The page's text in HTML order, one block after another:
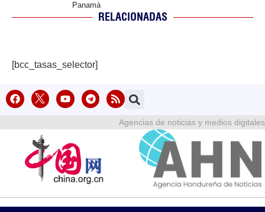
Panamá
RELACIONADAS
[bcc_tasas_selector]
Agencias de noticias y medios digitales